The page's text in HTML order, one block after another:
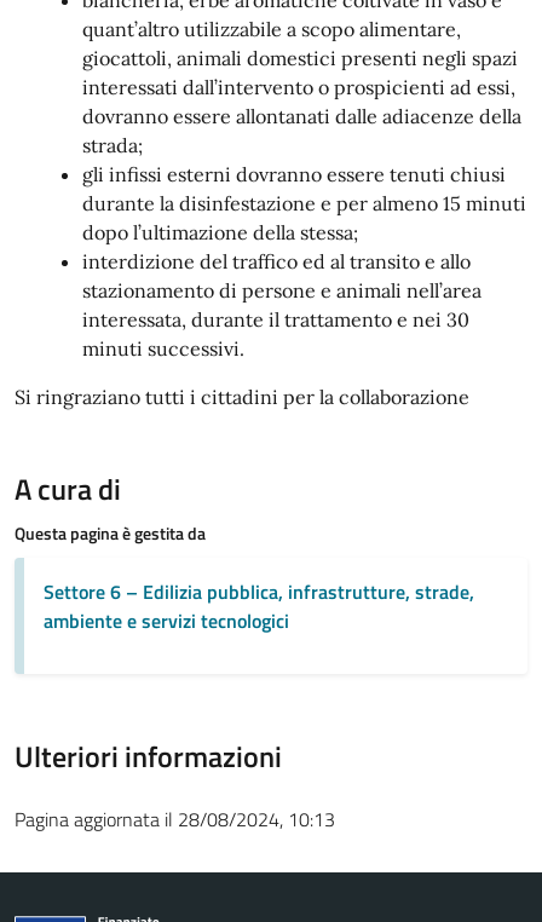
quant’altro utilizzabile a scopo alimentare,
giocattoli, animali domestici presenti negli spazi
interessati dall’intervento o prospicienti ad essi,
dovranno essere allontanati dalle adiacenze della
strada;
gli infissi esterni dovranno essere tenuti chiusi
durante la disinfestazione e per almeno 15 minuti
dopo l’ultimazione della stessa;
interdizione del traffico ed al transito e allo
stazionamento di persone e animali nell’area
interessata, durante il trattamento e nei 30
minuti successivi.
Si ringraziano tutti i cittadini per la collaborazione
A cura di
Questa pagina è gestita da
Settore 6 – Edilizia pubblica, infrastrutture, strade,
ambiente e servizi tecnologici
Ulteriori informazioni
Pagina aggiornata il 28/08/2024, 10:13